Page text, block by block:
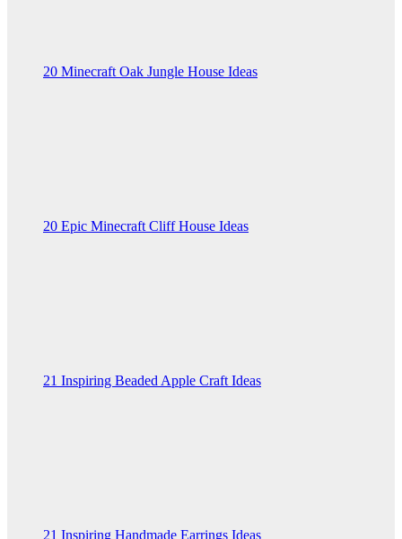
20 Minecraft Oak Jungle House Ideas
20 Epic Minecraft Cliff House Ideas
21 Inspiring Beaded Apple Craft Ideas
21 Inspiring Handmade Earrings Ideas